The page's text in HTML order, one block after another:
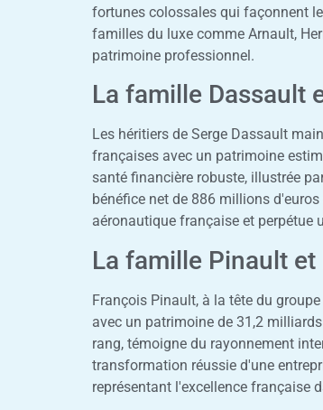
fortunes colossales qui façonnent
familles du luxe comme Arnault,
patrimoine professionnel.
La famille Dassault
Les héritiers de Serge Dassault
françaises avec un patrimoine
santé financière robuste, illustrée
bénéfice net de 886 millions
aéronautique française et perpétue
La famille Pinault
François Pinault, à la tête du
avec un patrimoine de 31,2
rang, témoigne du rayonnement
transformation réussie d'une
représentant l'excellence française